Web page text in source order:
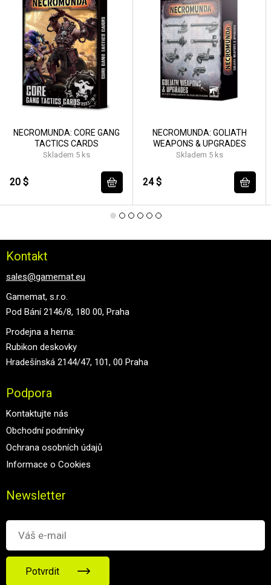
NECROMUNDA: CORE GANG
TACTICS CARDS
Skladem 5 ks
20 $
NECROMUNDA: GOLIATH
WEAPONS & UPGRADES
Skladem 5 ks
24 $
Kontakt
sales@gamemat.eu
Gamemat, s.r.o.
Pod Bání 2146/8, 180 00, Praha
Prodejna a herna:
Rubikon deskovky
Hradešínská 2144/47, 101, 00 Praha
Podpora
Kontaktujte nás
Obchodní podmínky
Ochrana osobních údajů
Informace o Cookies
Newsletter
Potvrdit